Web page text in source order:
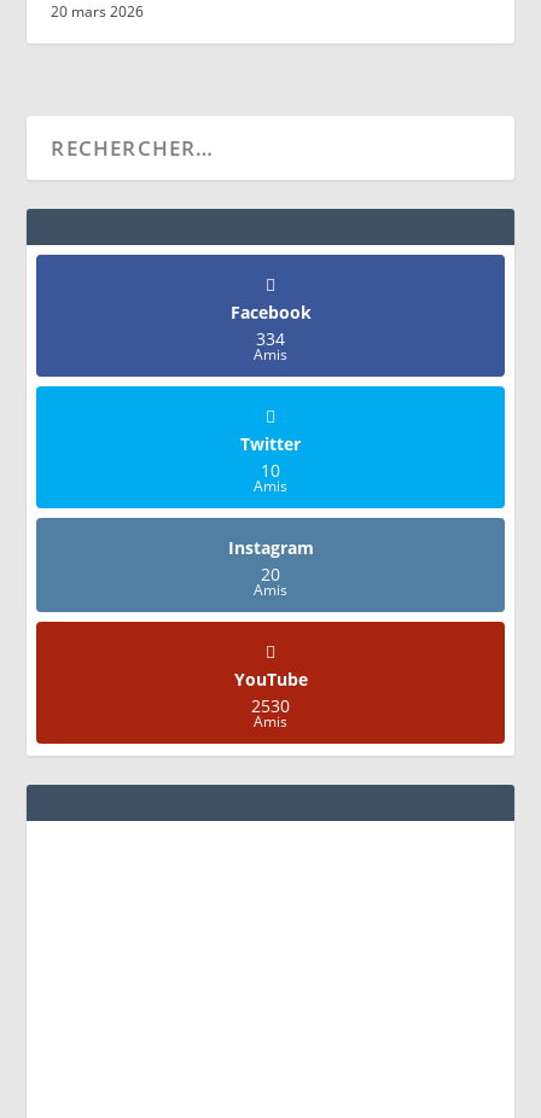
20 mars 2026
Facebook
334
Amis
Twitter
10
Amis
Instagram
20
Amis
YouTube
2530
Amis